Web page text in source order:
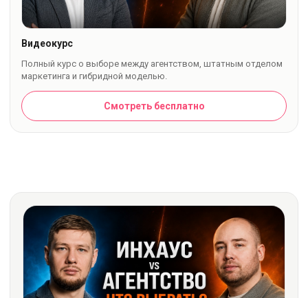
Видеокурс
Полный курс о выборе между агентством, штатным отделом
маркетинга и гибридной моделью.
Смотреть бесплатно